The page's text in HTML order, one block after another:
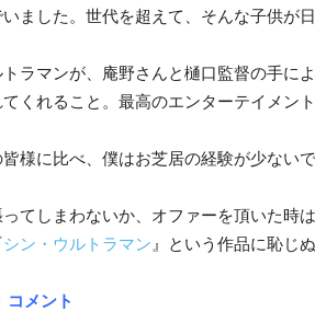
ました。世代を超えて、そんな子供が
ラマンが、庵野さんと樋口監督の手に
くれること。最高のエンターテイメン
様に比べ、僕はお芝居の経験が少ないで
ってしまわないか、オファーを頂いた時
シン・ウルトラマン 』という作品に恥じ
コメント